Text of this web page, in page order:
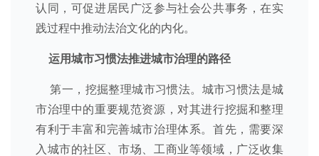
认同，可促进居民广泛参与社会公共事务，在实
践过程中推动法治文化的内化。
运用城市习惯法推进城市治理的路径
第一，挖掘整理城市习惯法。城市习惯法是城
市治理中的重要规范资源，对其进行挖掘和整理
有利于丰富和完善城市治理体系。首先，需要深
入城市的社区、市场、工商业等领域，广泛收集